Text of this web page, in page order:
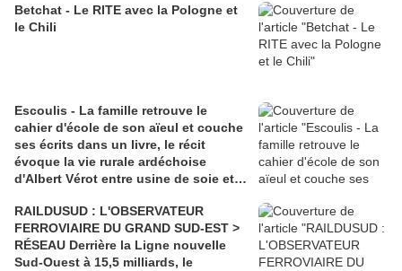
Betchat - Le RITE avec la Pologne et
le Chili
Escoulis - La famille retrouve le
cahier d'école de son aïeul et couche
ses écrits dans un livre, le récit
évoque la vie rurale ardéchoise
d'Albert Vérot entre usine de soie et
RAILDUSUD : L'OBSERVATEUR
FERROVIAIRE DU GRAND SUD-EST >
RÉSEAU Derrière la Ligne nouvelle
Sud-Ouest à 15,5 milliards, le